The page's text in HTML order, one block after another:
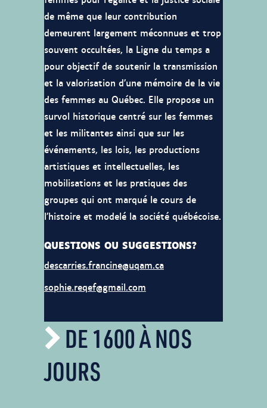
de même que leur contribution
demeurent largement méconnues et trop
souvent occultées, la Ligne du temps a
pour objectif de soutenir la transmission
et la valorisation d’une mémoire de la vie
des femmes au Québec. Elle propose un
survol historique centré sur les femmes
et les militantes ainsi que sur les
événements, les lois, les productions
artistiques et intellectuelles, les
mobilisations et les pratiques des
groupes qui ont marqué le cours de
l’histoire et modelé la société québécoise.
QUESTIONS OU SUGGESTIONS?
descarries.francine@uqam.ca
sophie.reqef@gmail.com
DE 1600 À NOS
JOURS